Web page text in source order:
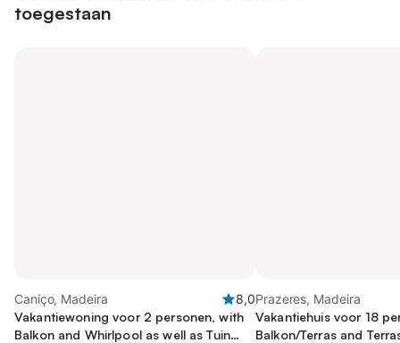
toegestaan
Caniço, Madeira
8,0
Vakantiewoning voor 2 personen, with
Balkon and Whirlpool as well as Tuin
Prazeres, Madeira
Vakantiehuis voor 18
Balkon/Terras and